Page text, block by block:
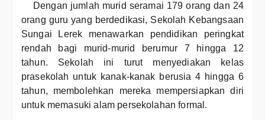
Dengan jumlah murid seramai 179 orang dan 24
orang guru yang berdedikasi, Sekolah Kebangsaan
Sungai Lerek menawarkan pendidikan peringkat
rendah bagi murid-murid berumur 7 hingga 12
tahun. Sekolah ini turut menyediakan kelas
prasekolah untuk kanak-kanak berusia 4 hingga 6
tahun, membolehkan mereka mempersiapkan diri
untuk memasuki alam persekolahan formal.